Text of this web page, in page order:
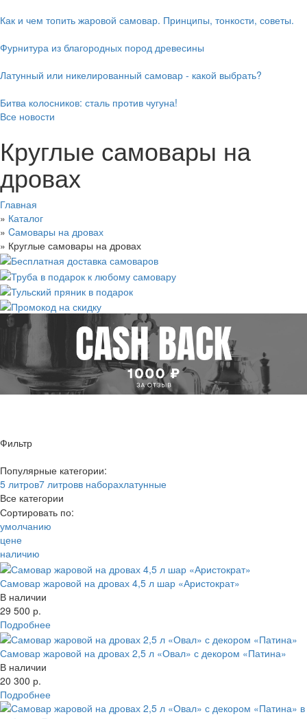
Как и чем топить жаровой самовар. Принципы, тонкости, советы.
Фурнитура из благородных пород древесины
Латунный или никелированный самовар - какой выбрать?
Битва колосников: сталь против чугуна!
Все новости
Круглые самовары на
дровах
Главная
» Каталог
» Cамовары на дровах
» Круглые самовары на дровах
Фильтр
Популярные категории:
5 литров7 литровв наборахлатунные
Все категории
Цена
—
Материал
Производитель
Объем
Цвет
Наличие
Показать товары
Свернуть фильтр
2.5 литра
4-5 литров
45-70 литров
Круглые
Банка
Рюмка
Эксклюзивные
Латунь
Золотые
Патинированные
Никелированные
С декором
Самовары Чукотка
Сортировать по:
умолчанию
цене
наличию
Самовар жаровой на дровах 4,5 л шар «Аристократ»
В наличии
29 500 р.
Подробнее
Самовар жаровой на дровах 2,5 л «Овал» с декором «Патина»
В наличии
20 300 р.
Подробнее